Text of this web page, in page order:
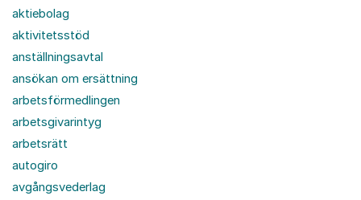
aktiebolag
aktivitetsstöd
anställningsavtal
ansökan om ersättning
arbetsförmedlingen
arbetsgivarintyg
arbetsrätt
autogiro
avgångsvederlag